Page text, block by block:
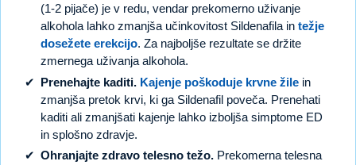
(1-2 pijače) je v redu, vendar prekomerno uživanje
alkohola lahko zmanjša učinkovitost Sildenafila in težje
dosežete erekcijo. Za najboljše rezultate se držite
zmernega uživanja alkohola.
Prenehajte kaditi. Kajenje poškoduje krvne žile in
zmanjša pretok krvi, ki ga Sildenafil poveča. Prenehati
kaditi ali zmanjšati kajenje lahko izboljša simptome ED
in splošno zdravje.
Ohranjajte zdravo telesno težo. Prekomerna telesna